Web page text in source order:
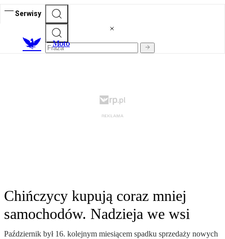
Serwisy
Moto
Chińczycy kupują coraz mniej
samochodów. Nadzieja we wsi
Październik był 16. kolejnym miesiącem spadku sprzedaży nowych